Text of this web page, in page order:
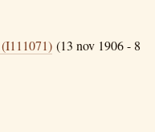
(13 nov 1906 - 8